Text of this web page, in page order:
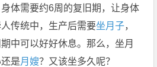
体需要约6周的复旧期，让身体
传统中，生产后需要坐月子，
中可以好好休息。那么，坐月
是月嫂？又该坐多久呢？